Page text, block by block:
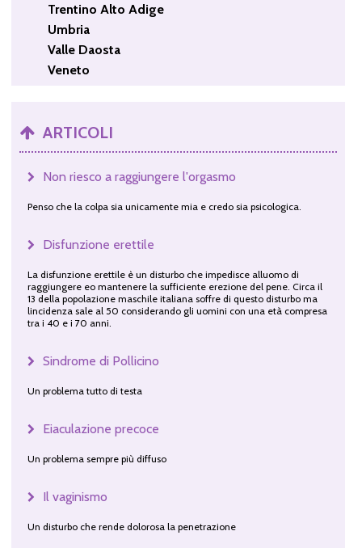
Trentino Alto Adige
Umbria
Valle Daosta
Veneto
ARTICOLI
Non riesco a raggiungere l'orgasmo
Penso che la colpa sia unicamente mia e credo sia psicologica.
Disfunzione erettile
La disfunzione erettile è un disturbo che impedisce alluomo di
raggiungere eo mantenere la sufficiente erezione del pene. Circa il
13 della popolazione maschile italiana soffre di questo disturbo ma
lincidenza sale al 50 considerando gli uomini con una età compresa
tra i 40 e i 70 anni.
Sindrome di Pollicino
Un problema tutto di testa
Eiaculazione precoce
Un problema sempre più diffuso
Il vaginismo
Un disturbo che rende dolorosa la penetrazione